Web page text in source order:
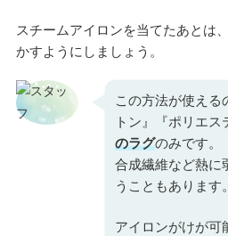
スチームアイロンを当てたあとは
かすようにしましょう。
この方法が使える
トン』『ポリエス
のラグのみです。
合成繊維など熱に
うこともあります。
アイロンがけが可